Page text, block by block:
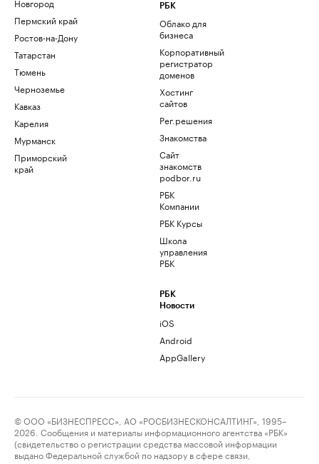
Пермский край
Ростов-на-Дону
Татарстан
Тюмень
Черноземье
Кавказ
Карелия
Мурманск
Приморский
край
РБК
Облако для
бизнеса
Корпоративный
регистратор
доменов
Хостинг
сайтов
Рег.решения
Знакомства
Сайт
знакомств
podbor.ru
РБК
Компании
РБК Курсы
Школа
управления
РБК
РБК
Новости
iOS
Android
AppGallery
© ООО «БИЗНЕСПРЕСС», АО «РОСБИЗНЕСКОНСАЛТИНГ», 1995–
2026. Сообщения и материалы информационного агентства «РБК»
(свидетельство о регистрации средства массовой информации
выдано Федеральной службой по надзору в сфере связи,